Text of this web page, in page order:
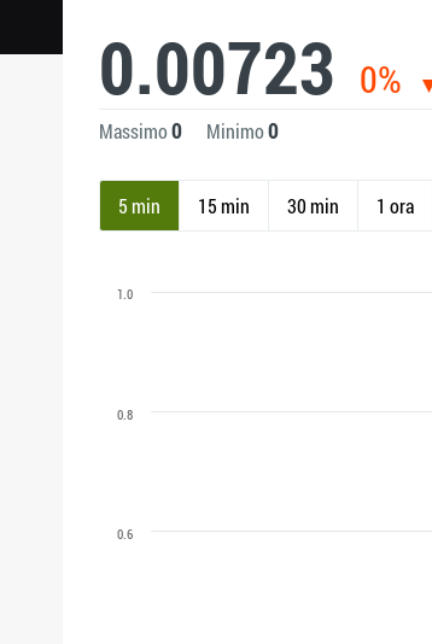
0.00723 0%
Massimo0 Minimo0
5 min 15 min 30 min 1 ora